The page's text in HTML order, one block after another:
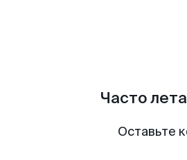
Часто
Оставьте